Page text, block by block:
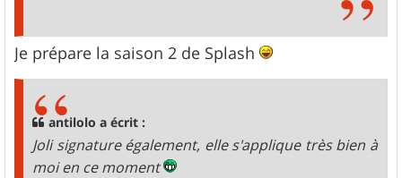
Je prépare la saison 2 de Splash
antilolo a écrit :
Joli signature également, elle s'applique très bien à
moi en ce moment